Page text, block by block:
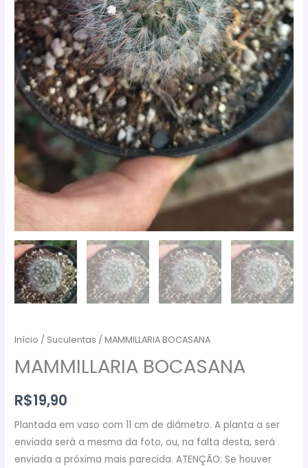
Início / Suculentas / MAMMILLARIA BOCASANA
MAMMILLARIA BOCASANA
R$19,90
Plantada em vaso com 11 cm de diâmetro. A planta a ser
enviada será a mesma da foto, ou, na falta desta, será
enviada a próxima mais parecida. ATENÇÃO: Se houver